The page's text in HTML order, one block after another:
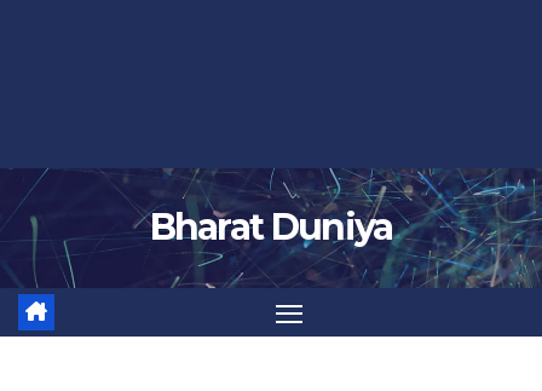
Bharat Duniya